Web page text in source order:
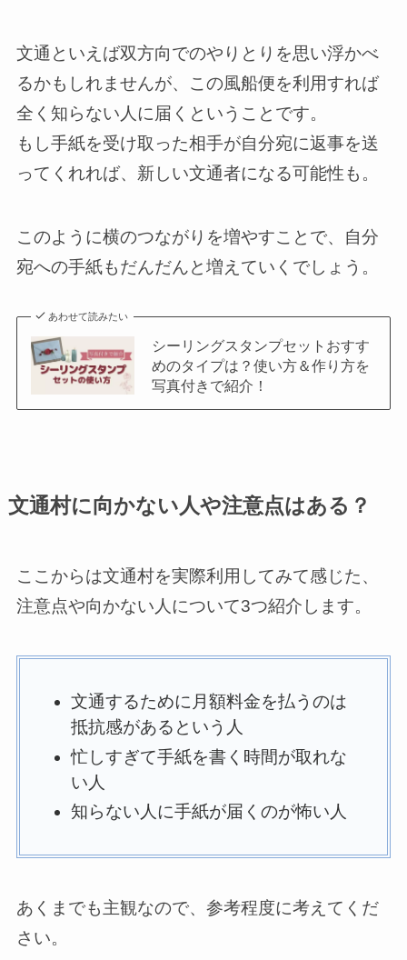
文通といえば双方向でのやりとりを思い浮かべ
るかもしれませんが、この風船便を利用すれば
全く知らない人に届くということです。
もし手紙を受け取った相手が自分宛に返事を送
ってくれれば、新しい文通者になる可能性も。
このように横のつながりを増やすことで、自分
宛への手紙もだんだんと増えていくでしょう。
あわせて読みたい
シーリングスタンプセットおすす
めのタイプは？使い方＆作り方を
写真付きで紹介！
文通村に向かない人や注意点はある？
ここからは文通村を実際利用してみて感じた、
注意点や向かない人について3つ紹介します。
文通するために月額料金を払うのは
抵抗感があるという人
忙しすぎて手紙を書く時間が取れな
い人
知らない人に手紙が届くのが怖い人
あくまでも主観なので、参考程度に考えてくだ
さい。